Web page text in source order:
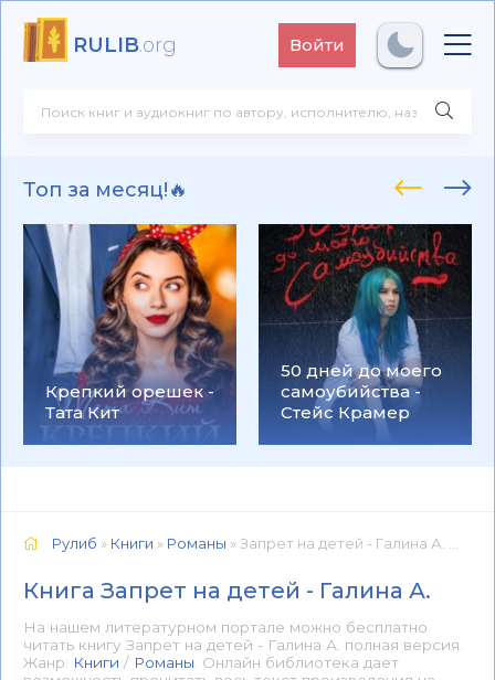
RULIB.org Войти
Топ за месяц!🔥
Крепкий орешек -
Тата Кит
50 дней до моего
самоубийства -
Стейс Крамер
Рулиб » Книги » Романы » Запрет на детей - Галина А. 📕 - Книга онлайн бесплатно
Книга Запрет на детей - Галина А.
На нашем литературном портале можно бесплатно
читать книгу Запрет на детей - Галина А. полная версия.
Жанр: Книги / Романы . Онлайн библиотека дает